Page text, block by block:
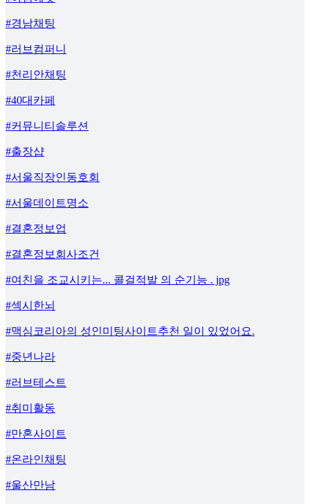
#경남채팅
#러브컴퍼니
#천리안채팅
#40대카페
#커뮤니티솔루션
#출장샵
#서울직장인동호회
#서울데이트명소
#결혼정보업
#결혼정보회사조건
#여친을 조교시키는... 콜걸적발 의 순기능 . jpg
#섹시한뇌
#맥심코리아의 성인미팅사이트추천 일이 있었어요.
#중년나라
#러브테스트
#취미활동
#만혼사이트
#온라인채팅
#울산만남